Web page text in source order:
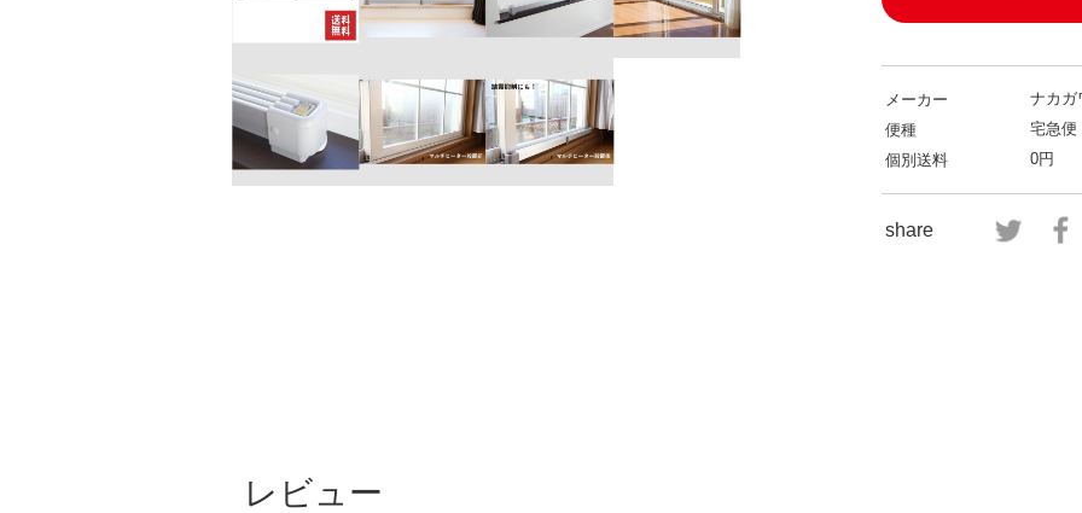
メーカー
ナカガ
便種
宅急便
個別送料
0円
share
レビュー